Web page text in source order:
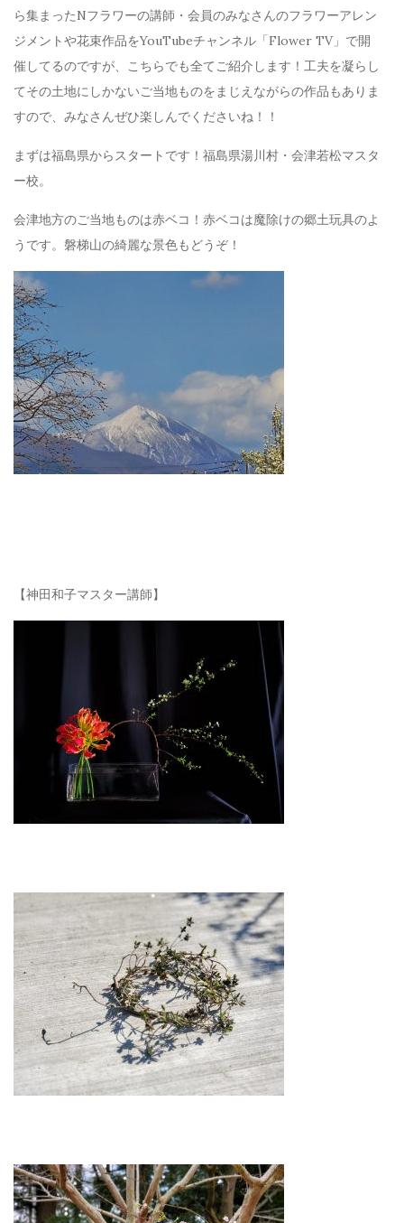
ら集まったNフラワーの講師・会員のみなさんのフラワーアレン
ジメントや花束作品をYouTubeチャンネル「Flower TV」で開
催してるのですが、こちらでも全てご紹介します！工夫を凝らし
てその土地にしかないご当地ものをまじえながらの作品もありま
すので、みなさんぜひ楽しんでくださいね！！
まずは福島県からスタートです！福島県湯川村・会津若松マスタ
ー校。
会津地方のご当地ものは赤ベコ！赤ベコは魔除けの郷土玩具のよ
うです。磐梯山の綺麗な景色もどうぞ！
【神田和子マスター講師】